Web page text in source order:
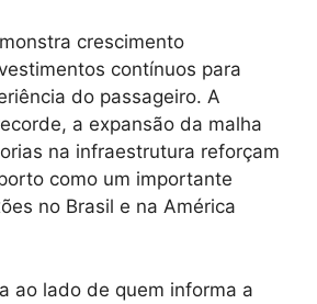
crescimento
contínuos para
do passageiro. A
a expansão da malha
na infraestrutura reforçam
como um importante
no Brasil e na América
ao lado de quem informa a